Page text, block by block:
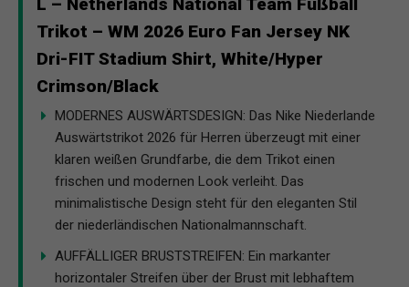
Trikot – WM 2026 Euro Fan Jersey NK
Dri-FIT Stadium Shirt, White/Hyper
Crimson/Black
MODERNES AUSWÄRTSDESIGN: Das Nike Niederlande
Auswärtstrikot 2026 für Herren überzeugt mit einer
klaren weißen Grundfarbe, die dem Trikot einen
frischen und modernen Look verleiht. Das
minimalistische Design steht für den eleganten Stil
der niederländischen Nationalmannschaft.
AUFFÄLLIGER BRUSTSTREIFEN: Ein markanter
horizontaler Streifen über der Brust mit lebhaftem